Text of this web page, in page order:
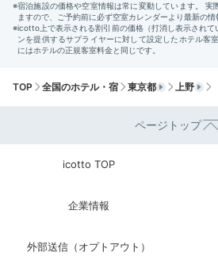
を自由に組み合わせる朝食。自分
ズできるので、朝起きるのが楽し
ラ胡麻ドレッシングを組み合わせました。
TOP 全国のホテル・宿 東京都 上野
ページトップ
icotto TOP
企業情報
外部送信（オプトアウト）